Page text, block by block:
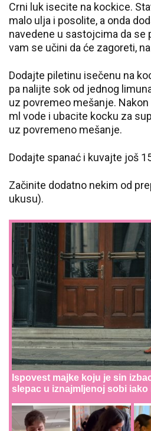
Crni luk isecite na kockice.
malo ulja i posolite, a onda
navedene u sastojcima da se
vam se učini da će zagoreti,
Dodajte piletinu isečenu na
pa nalijte sok od jednog
uz povremeo mešanje.
ml vode i ubacite kocku za
uz povremeno mešanje.
Dodajte spanać i kuvajte još
Začinite dodatno nekim od
ukusu).
Ispovest majke koju je sin
slepac u iznajmljenoj sobi iako